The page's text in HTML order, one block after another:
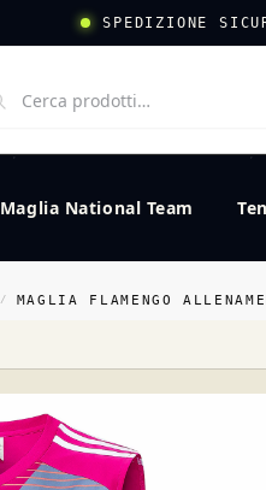
SPEDIZIONE
Maglia National Team
/ MAGLIA FLAMENGO